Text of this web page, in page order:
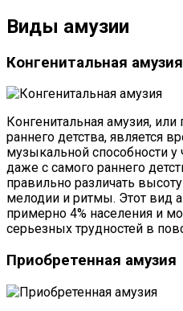
Виды амузии
Конгенитальная амузия
Конгенитальная амузия,
раннего детства, является
музыкальной способности у
даже с самого раннего
правильно различать
мелодии и ритмы. Этот вид
примерно 4% населения и
серьезных трудностей в
Приобретенная амузия